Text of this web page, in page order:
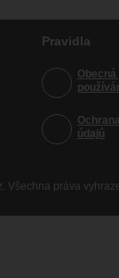
Pravidla
údajů
Všechna práva